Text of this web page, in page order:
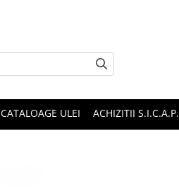
CATALOAGE ULEI ACHIZITII S.I.C.A.P.